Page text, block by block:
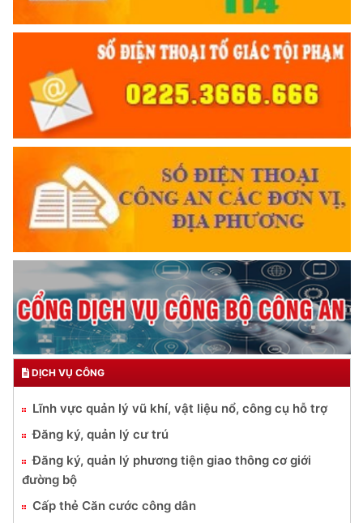
DỊCH VỤ CÔNG
Lĩnh vực quản lý vũ khí, vật liệu nổ, công cụ hỗ trợ
Đăng ký, quản lý cư trú
Đăng ký, quản lý phương tiện giao thông cơ giới
đường bộ
Cấp thẻ Căn cước công dân